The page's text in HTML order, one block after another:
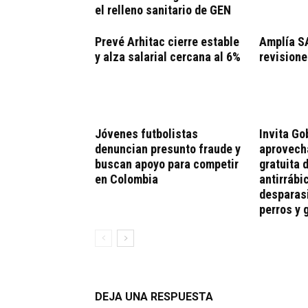
el relleno sanitario de GEN
Prevé Arhitac cierre estable
y alza salarial cercana al 6%
Amplía
Jóvenes futbolistas
denuncian presunto fraude y
buscan apoyo para competir
en Colombia
Invita
gratuita
perros y
DEJA UNA RESPUESTA